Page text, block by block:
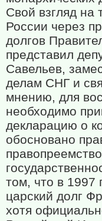
Свой взгляд на
России через
долгов
представил
Савельев,
делам СНГ и
мнению, для
необходимо
декларацию о
обосновано
том, что в 1997
царский долг
хотя